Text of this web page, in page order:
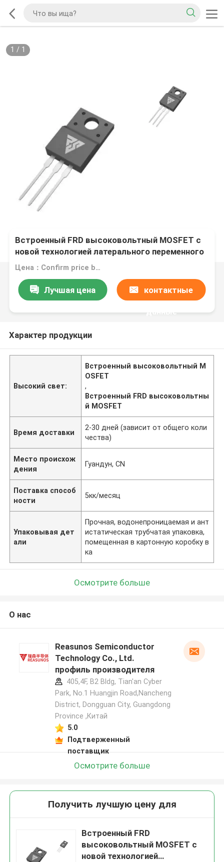
1 / 1
Встроенный FRD высоковольтный MOSFET с
новой технологией латерального переменного
допинга для промышленного питания
Цена：Confirm price based on product
Лучшая цена контактные
данные
Характер продукции
Высокий свет:
Встроенный высоковольтный M
OSFET
,
Встроенный FRD высоковольтны
й MOSFET
Время доставки
2-30 дней (зависит от общего коли
чества)
Место происхож
дения
Гуандун, CN
Поставка способ
ности
5кк/месяц
Упаковывая дет
али
Прочная, водонепроницаемая и ант
истатическая трубчатая упаковка,
помещенная в картонную коробку в
ка
Осмотрите больше
О нас
Reasunos Semiconductor
Technology Co., Ltd.
профиль производителя
405,4F, B2 Bldg, Tian'an Cyber
Park, No.1 Huangjin Road,Nancheng
District, Dongguan City, Guangdong
Province ,Китай
5.0
Подтверженный
поставщик
Осмотрите больше
Получить лучшую цену для
Встроенный FRD
высоковольтный MOSFET с
новой технологией